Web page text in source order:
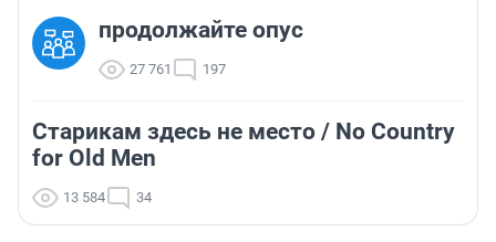
продолжайте опус
27 761 197
Старикам здесь не место / No Country
for Old Men
13 584 34